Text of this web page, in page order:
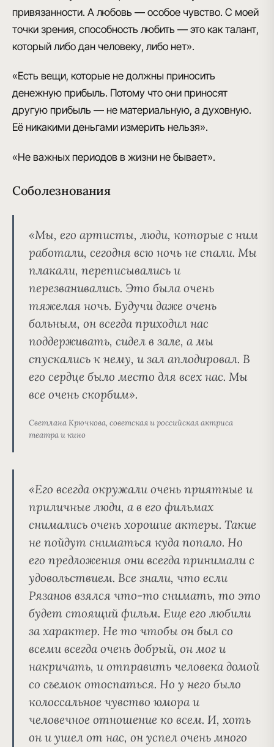
привязанности. А любовь — особое чувство. С моей
точки зрения, способность любить — это как талант,
который либо дан человеку, либо нет».
«Есть вещи, которые не должны приносить
денежную прибыль. Потому что они приносят
другую прибыль — не материальную, а духовную.
Её никакими деньгами измерить нельзя».
«Не важных периодов в жизни не бывает».
Соболезнования
«Мы, его артисты, люди, которые с ним
работали, сегодня всю ночь не спали. Мы
плакали, переписывались и
перезванивались. Это была очень
тяжелая ночь. Будучи даже очень
больным, он всегда приходил нас
поддерживать, сидел в зале, а мы
спускались к нему, и зал аплодировал. В
его сердце было место для всех нас. Мы
все очень скорбим».
Светлана Крючкова, советская и российская актриса
театра и кино
«Его всегда окружали очень приятные и
приличные люди, а в его фильмах
снимались очень хорошие актеры. Такие
не пойдут сниматься куда попало. Но
его предложения они всегда принимали с
удовольствием. Все знали, что если
Рязанов взялся что-то снимать, то это
будет стоящий фильм. Еще его любили
за характер. Не то чтобы он был со
всеми всегда очень добрый, он мог и
накричать, и отправить человека домой
со съемок отоспаться. Но у него было
колоссальное чувство юмора и
человечное отношение ко всем. И, хоть
он и ушел от нас, он успел очень много